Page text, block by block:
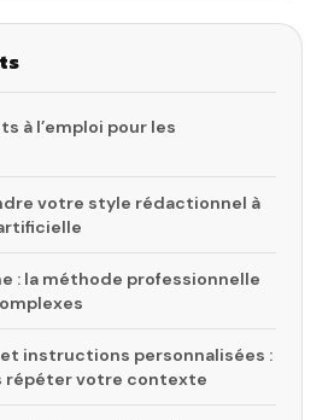
à l’emploi pour les
votre style rédactionnel à
: la méthode professionnelle
instructions personnalisées :
répéter votre contexte